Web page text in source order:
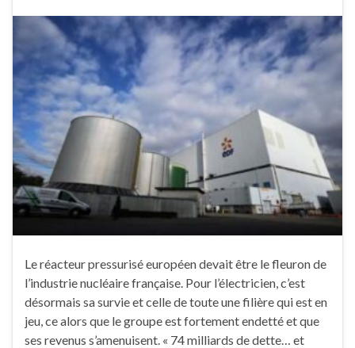
Le réacteur pressurisé européen devait être le fleuron de
l’industrie nucléaire française. Pour l’électricien, c’est
désormais sa survie et celle de toute une filière qui est en
jeu, ce alors que le groupe est fortement endetté et que
ses revenus s’amenuisent. « 74 milliards de dette… et